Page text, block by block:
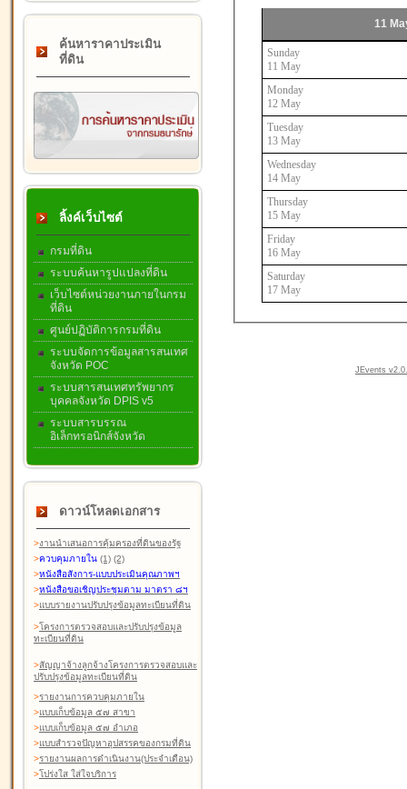
ค้นหาราคาประเมิน
ที่ดิน
ลิ้งค์เว็บไซต์
กรมที่ดิน
ระบบค้นหารูปแปลงที่ดิน
เว็บไซต์หน่วยงานภายในกรม
ที่ดิน
ศูนย์ปฏิบัติการกรมที่ดิน
ระบบจัดการข้อมูลสารสนเทศ
จังหวัด POC
ระบบสารสนเทศทรัพยากร
บุคคลจังหวัด DPIS v5
ระบบสารบรรณ
อิเล็กทรอนิกส์จังหวัด
ดาวน์โหลดเอกสาร
>งานนำเสนอการคุ้มครองที่ดินของรัฐ
>ควบคุมภายใน (1) (2)
>หนังสือสังการ-แบบประเมินคุณภาพฯ
>หนังสือขอเชิญประชุมตาม มาตรา ๘ฯ
>แบบรายงานปรับปรุงข้อมูลทะเบียนที่ดิน
>โครงการตรวจสอบและปรับปรุงข้อมูล
ทะเบียนที่ดิน
>สัญญาจ้างลูกจ้างโครงการตรวจสอบและ
ปรับปรุงข้อมูลทะเบียนที่ดิน
>รายงานการควบคุมภายใน
>แบบเก็บข้อมูล ๕๗ สาขา
>แบบเก็บข้อมูล ๕๗ อำเภอ
>แบบสำรวจปัญหาอุปสรรคของกรมที่ดิน
>รายงานผลการดำเนินงาน(ประจำเดือน)
>โปร่งใส ใส่ใจบริการ
11
Sunday
11 May
Monday
12 May
Tuesday
13 May
Wednesday
14 May
Thursday
15 May
Friday
16 May
Saturday
17 May
JEvents